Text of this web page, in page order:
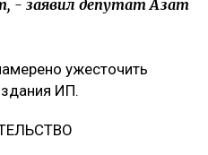
- заявил депутат Азат
ужесточить
ИП.